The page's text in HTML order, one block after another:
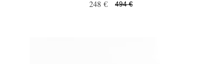
248 € 494 €